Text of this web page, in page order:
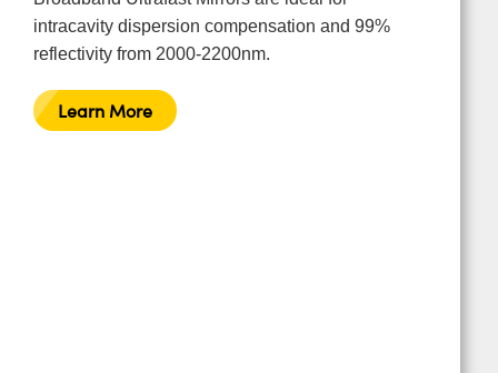
intracavity dispersion compensation and 99%
reflectivity from 2000-2200nm.
Learn More